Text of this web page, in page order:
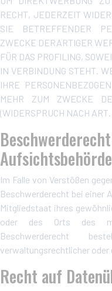
RECHT, JEDERZEIT
SIE BETREFFENDER
ZWECKE DERARTIGER
FÜR DAS PROFILING,
IN VERBINDUNG STEHT.
IHRE
MEHR ZUM ZWECKE
(WIDERSPRUCH NACH ART.
Aufsichts­behörde
Im Falle von Verstößen
Beschwerderecht bei einer
Mitgliedstaat ihres
oder des Orts des
Beschwerderecht
verwaltungsrechtlicher
Recht auf